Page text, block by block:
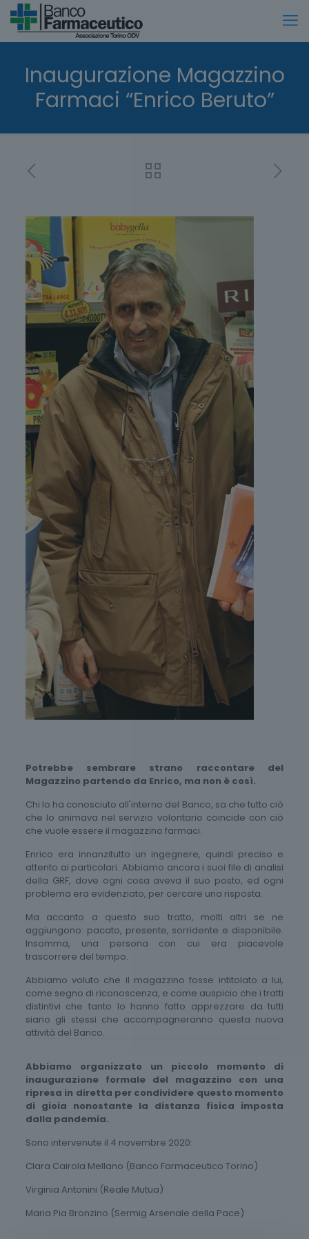
Inaugurazione Magazzino
Farmaci “Enrico Beruto”
Potrebbe sembrare strano raccontare del
Magazzino partendo da Enrico, ma non è così.
Chi lo ha conosciuto all'interno del Banco, sa che tutto ciò
che lo animava nel servizio volontario coincide con ciò
che vuole essere il magazzino farmaci.
Enrico era innanzitutto un ingegnere, quindi preciso e
attento ai particolari. Abbiamo ancora i suoi file di analisi
della GRF, dove ogni cosa aveva il suo posto, ed ogni
problema era evidenziato, per cercare una risposta.
Ma accanto a questo suo tratto, molti altri se ne
aggiungono: pacato, presente, sorridente e disponibile.
Insomma, una persona con cui era piacevole
trascorrere del tempo.
Abbiamo voluto che il magazzino fosse intitolato a lui,
come segno di riconoscenza, e come auspicio che i tratti
distintivi che tanto lo hanno fatto apprezzare da tutti
siano gli stessi che accompagneranno questa nuova
attività del Banco.
Abbiamo organizzato un piccolo momento di
inaugurazione formale del magazzino con una
ripresa in diretta per condividere questo momento
di gioia nonostante la distanza fisica imposta
dalla pandemia.
Sono intervenute il 4 novembre 2020:
Clara Cairola Mellano (Banco Farmaceutico Torino)
Virginia Antonini (Reale Mutua)
Maria Pia Bronzino (Sermig Arsenale della Pace)